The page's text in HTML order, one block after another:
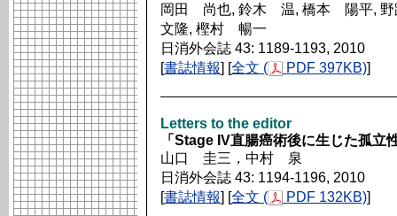
岡田 尚也, 鈴木 温, 橋本 陽平,
文隆, 樫村 暢一
日消外会誌 43: 1189-1193, 2010
[書誌情報] [全文 ( PDF 397KB)]
Letters to the editor
「Stage IV直腸癌術後に生じた孤立
山口 圭三，中村 泉
日消外会誌 43: 1194-1196, 2010
[書誌情報] [全文 ( PDF 132KB)]